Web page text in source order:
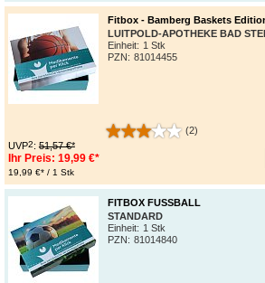
Fitbox - Bamberg Baskets
LUITPOLD-APOTHEKE BAD
Einheit: 1 Stk
PZN : 81014455
(2)
UVP2: 51,57 €*
Ihr Preis: 19,99 €*
19,99 €* / 1 Stk
FITBOX FUSSBALL
STANDARD
Einheit: 1 Stk
PZN : 81014840